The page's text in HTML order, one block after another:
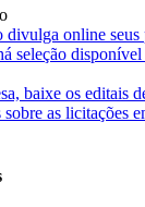
online seus
seleção disponível
baixe os editais
sobre as licitações